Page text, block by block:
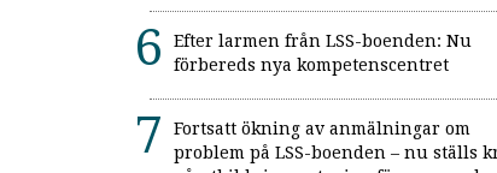
Efter larmen från LSS-boenden: Nu
förbereds nya kompetenscentret
Fortsatt ökning av anmälningar om
problem på LSS-boenden – nu ställs